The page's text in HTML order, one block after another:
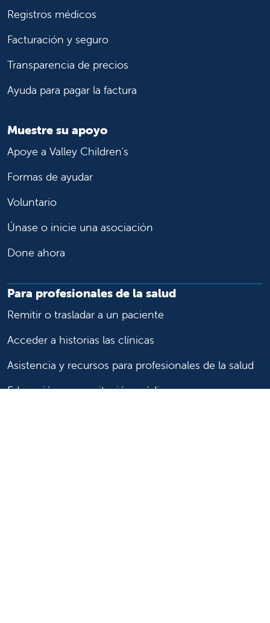
Registros médicos
Facturación y seguro
Transparencia de precios
Ayuda para pagar la factura
Muestre su apoyo
Apoye a Valley Children's
Formas de ayudar
Voluntario
Únase o inicie una asociación
Done ahora
Para profesionales de la salud
Remitir o trasladar a un paciente
Acceder a historias las clínicas
Asistencia y recursos para profesionales de la salud
Educación y capacitación médica